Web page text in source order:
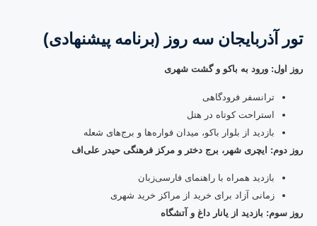
تور آذربایجان سه روز (برنامه پیشنهادی)
روز اول: ورود به باکو و گشت شهری
ترانسفر فرودگاهی
استراحت کوتاه در هتل
بازدید از بلوار باکو، میدان فواره‌ها و برج‌های شعله
روز دوم: ایچری شهر، برج دختر و مرکز فرهنگی حیدر علی‌اف
بازدید همراه با راهنمای فارسی‌زبان
زمانی آزاد برای خرید از مراکز خرید شهری
روز سوم: بازدید از یانار داغ و آتشگاه